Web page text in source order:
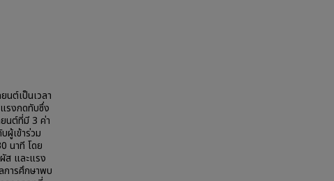
นต์เป็นเวลา
รงกดทับซึ่ง
นต์ที่มี 3 ค่า
ผู้เข้าร่วม
นาที โดย
ส และแรง
ารศึกษาพบ